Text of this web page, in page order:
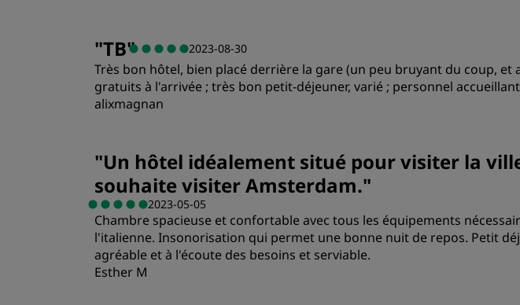
"TB" 2023-08-30
Très bon hôtel, bien placé derrière la gare (un peu bruyant du coup,
gratuits à l'arrivée ; très bon petit-déjeuner, varié ; personnel
alixmagnan
Emplacement
"Un hôtel idéalement situé pour visiter la
souhaite visiter Amsterdam."
2023-05-05
Chambre spacieuse et confortable avec tous les équipements
l'italienne. Insonorisation qui permet une bonne nuit de repos. Petit
agréable et à l'écoute des besoins et serviable.
Esther M